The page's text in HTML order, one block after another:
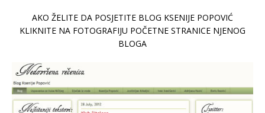
AKO ŽELITE DA POSJETITE BLOG KSENIJE POPOVIĆ
KLIKNITE NA FOTOGRAFIJU POČETNE STRANICE NJENOG
BLOGA